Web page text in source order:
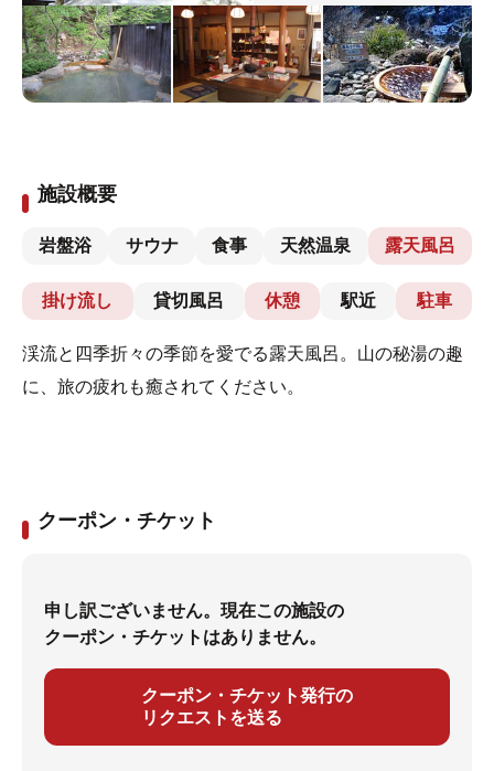
施設概要
岩盤浴 サウナ 食事 天然温泉 露天風呂
掛け流し 貸切風呂 休憩 駅近 駐車
渓流と四季折々の季節を愛でる露天風呂。山の秘湯の趣
に、旅の疲れも癒されてください。
クーポン・チケット
申し訳ございません。現在この施設の
クーポン・チケットはありません。
クーポン・チケット発行の
リクエストを送る